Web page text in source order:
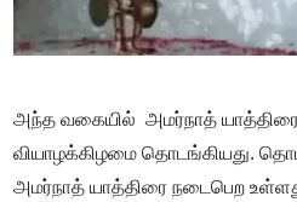
அந்த வகையில் அமர்நாத்
வியாழக்கிழமை தொடங்கியது.
அமர்நாத் யாத்திரை நடைபெற